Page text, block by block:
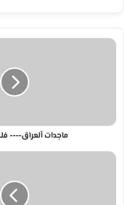
ماجدات
ماجدات ألعراق----
اخبار